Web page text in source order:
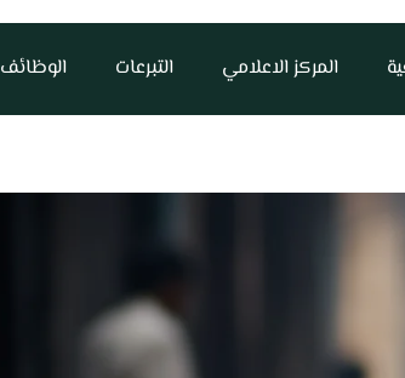
المركز الاعلامي التبرعات الوظائف